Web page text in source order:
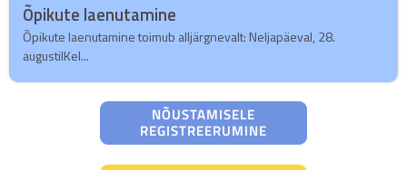
Õpikute laenutamine
Õpikute laenutamine toimub alljärgnevalt: Neljapäeval, 28.
augustilKel...